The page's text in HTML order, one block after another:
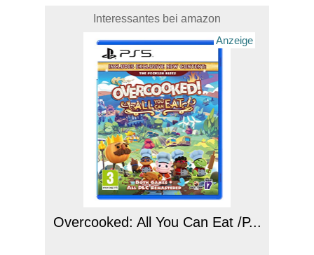
Interessantes bei amazon
Anzeige
Overcooked: All You Can Eat /P...